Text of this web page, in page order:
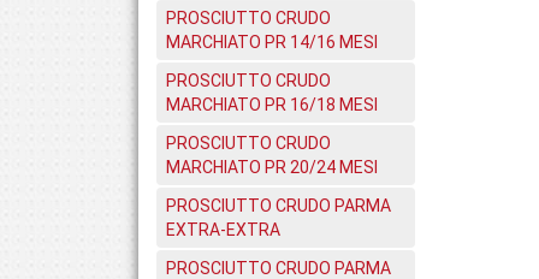
PROSCIUTTO CRUDO
MARCHIATO PR 14/16 MESI
PROSCIUTTO CRUDO
MARCHIATO PR 16/18 MESI
PROSCIUTTO CRUDO
MARCHIATO PR 20/24 MESI
PROSCIUTTO CRUDO PARMA
EXTRA-EXTRA
PROSCIUTTO CRUDO PARMA